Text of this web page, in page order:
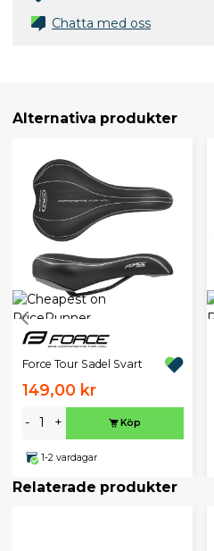
Chatta med oss
Alternativa produkter
Force Tour Sadel Svart
149,00 kr
- + Köp
1-2 vardagar
Relaterade produkter